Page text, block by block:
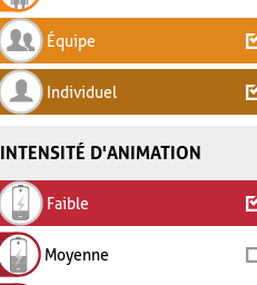
Équipe
Individuel
INTENSITÉ D'ANIMATION
Faible
Moyenne